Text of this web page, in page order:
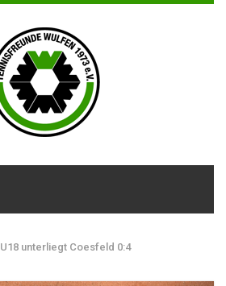
U18 unterliegt Coesfeld 0:4